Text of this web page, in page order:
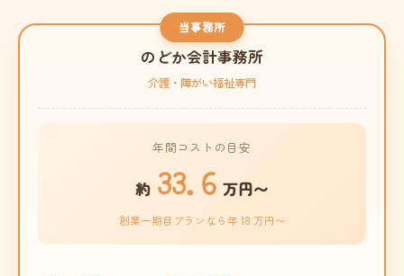
当事務所
のどか会計事務所
介護・障がい福祉専門
年間コストの目安
約 33.6 万円〜
創業一期目プランなら年 18 万円〜